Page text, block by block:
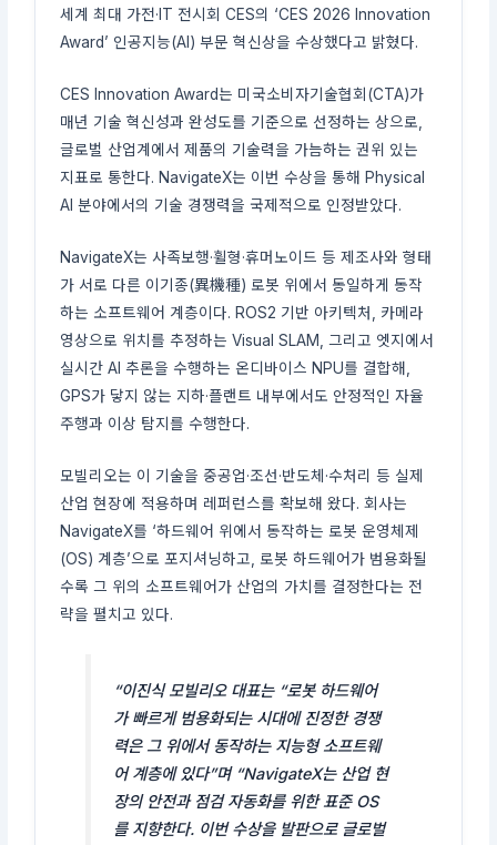
세계 최대 가전·IT 전시회 CES의 ‘CES 2026 Innovation
Award’ 인공지능(AI) 부문 혁신상을 수상했다고 밝혔다.
CES Innovation Award는 미국소비자기술협회(CTA)가
매년 기술 혁신성과 완성도를 기준으로 선정하는 상으로,
글로벌 산업계에서 제품의 기술력을 가늠하는 권위 있는
지표로 통한다. NavigateX는 이번 수상을 통해 Physical
AI 분야에서의 기술 경쟁력을 국제적으로 인정받았다.
NavigateX는 사족보행·휠형·휴머노이드 등 제조사와 형태
가 서로 다른 이기종(異機種) 로봇 위에서 동일하게 동작
하는 소프트웨어 계층이다. ROS2 기반 아키텍처, 카메라
영상으로 위치를 추정하는 Visual SLAM, 그리고 엣지에서
실시간 AI 추론을 수행하는 온디바이스 NPU를 결합해,
GPS가 닿지 않는 지하·플랜트 내부에서도 안정적인 자율
주행과 이상 탐지를 수행한다.
모빌리오는 이 기술을 중공업·조선·반도체·수처리 등 실제
산업 현장에 적용하며 레퍼런스를 확보해 왔다. 회사는
NavigateX를 ‘하드웨어 위에서 동작하는 로봇 운영체제
(OS) 계층’으로 포지셔닝하고, 로봇 하드웨어가 범용화될
수록 그 위의 소프트웨어가 산업의 가치를 결정한다는 전
략을 펼치고 있다.
“이진식 모빌리오 대표는 “로봇 하드웨어
가 빠르게 범용화되는 시대에 진정한 경쟁
력은 그 위에서 동작하는 지능형 소프트웨
어 계층에 있다”며 “NavigateX는 산업 현
장의 안전과 점검 자동화를 위한 표준 OS
를 지향한다. 이번 수상을 발판으로 글로벌